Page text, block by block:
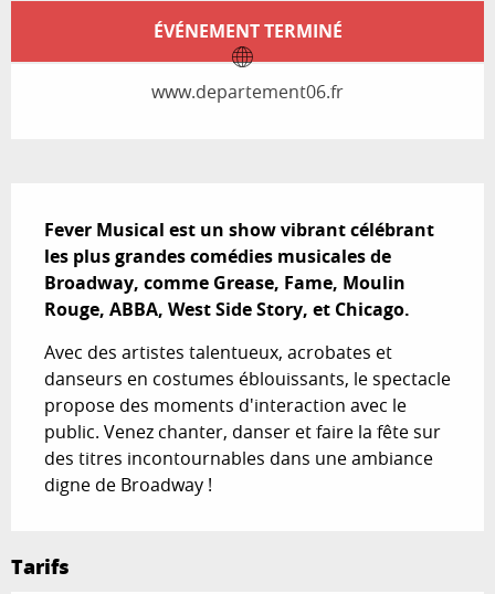
Ouverture et coordonnées
ÉVÉNEMENT TERMINÉ
www.departement06.fr
Fever Musical est un show vibrant célébrant
les plus grandes comédies musicales de
Broadway, comme Grease, Fame, Moulin
Rouge, ABBA, West Side Story, et Chicago.
Avec des artistes talentueux, acrobates et
danseurs en costumes éblouissants, le spectacle
propose des moments d'interaction avec le
public. Venez chanter, danser et faire la fête sur
des titres incontournables dans une ambiance
digne de Broadway !
Tarifs